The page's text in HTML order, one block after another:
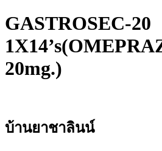
GASTROSEC-20
20mg.)
บ้านยาชาลินน์